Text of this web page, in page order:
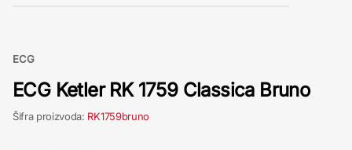
ECG
ECG Ketler RK 1759 Classica Bruno
Šifra proizvoda: RK1759bruno